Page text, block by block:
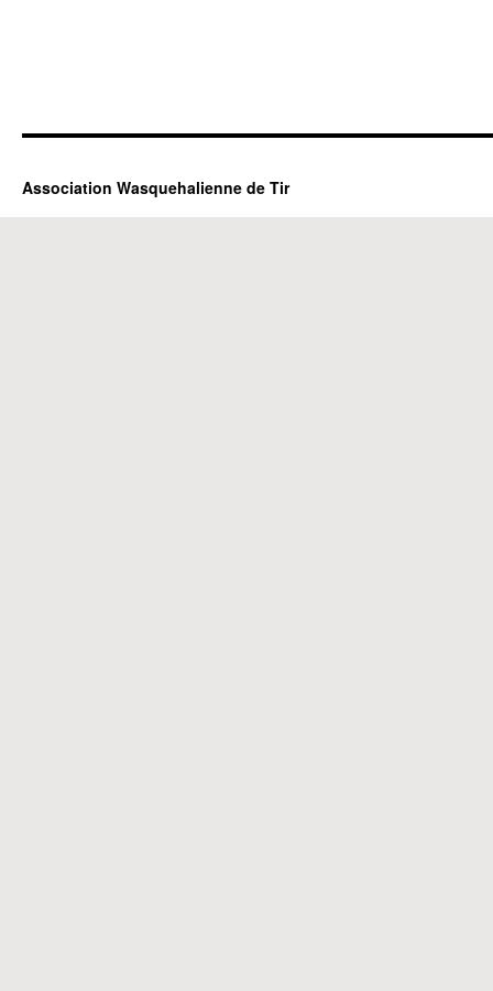
Association Wasquehalienne de Tir